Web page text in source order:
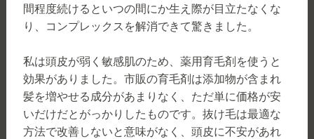
間程度続けるといつの間にか生え際が目立たなくな
り、コンプレックスを解消できて驚きました。
私は頭皮が弱く敏感肌のため、薬用育毛剤を使うと
効果がありました。市販の育毛剤は添加物が含まれ
髪を増やせる成分があまりなく、ただ単に価格が安
いだけだとがっかりしたものです。抜け毛は最適な
方法で改善しないと意味がなく、頭皮に不安があれ